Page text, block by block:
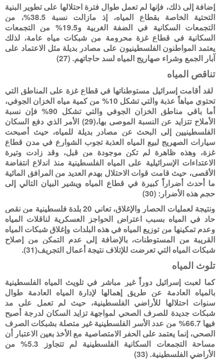
إضافة إلى ذلك، فإنها لم تعمل طوال فترة احتلالها على تطوير البنية
التحتية الخاصة بقطاع المياه، إذ مازالت نسبة 38.5%، من
التجمعات السكانية في الضفة الغربية و19.5% من التجمعات
السكانية في قطاع غزة محرومة من شبكات مياه عامة، لذلك
يعتمد المواطنون الفلسطينيون على مصادر بديلة مثل الاعتماد على
آبار الجمع وشراء صهاريج المياه لسد حاجاتهم. (27)
تناقص المياه
لقد أقامت إسرائيل مستوطناتها في قطاع غزة على المناطق التي
تحتوي مياهاً عذبة والتي تشكل 10% من كمية مياه الخزان الجوفي،
أما باقي مناطق الخزان الجوفي والتي تشكل 90% فإن نسبة
الأملاح تتزايد عن النسبة الموصى بها،(29) الأمر الذي دفع السكان
الفلسطينيين إلى البحث عن مصادر بديلة للمياه، حيث أصبحت
سيارات الصهريج لبيع المياه العذبة تجوب الشوارع في مدن قطاع
غزة، وهذه ظاهرة لم تكن موجودة من قبل، وقد زادت وتيرة
الاعتداءات الإسرائيلية على المياه الفلسطينية منذ اندلاع انتفاضة
الأقصى، حيث قامت قوات الاحتلال بهدم العديد من المرافق المائية
ما أحدث أضراراً كبيرة في قطاع المياه ويشير البيان التالي إلى
حجم هذه الأضرار: (30)
ونتيجة لعمليات الحصار والإغلاق، تعاني 20 بلدة فلسطينية من نقص
حاد في المياه بسبب اعتراض الحواجز العسكرية لناقلات المياه
وعدم تمكينها من توزيع المياه في هذه البلدات وإغلاق شبكات المياه
القريبة من المستوطنات، بالإضافة إلى عدم التمكن من إصلاح
شبكات المياه التي تعرضت للإتلاف نتيجة أعمال التجريف(31).
تلوث المياه
كما لعبت إسرائيل دوراً غير مباشر في تلويث المياه الفلسطينية
بالمياه العادمة عن طريق إهمالها لإدارة المياه العادمة طوال
سنوات احتلالها للأراضي الفلسطينية، حيث لم تعمل على مد
شبكات جديدة للصرف الصحي لمواجهة تزايد السكان لدرجة أصبح
فيها 66.7% من عدد الأسر الفلسطينية غير متصلة بشبكات الصرف
الصحي، إنما يعتمد على الحفر الامتصاصية مع الأخذ بعين الاعتبار أن
مساحة التجمعات السكانية الفلسطينية لم تتجاوز 5.3% من
الأراضي الفلسطينية. (33)